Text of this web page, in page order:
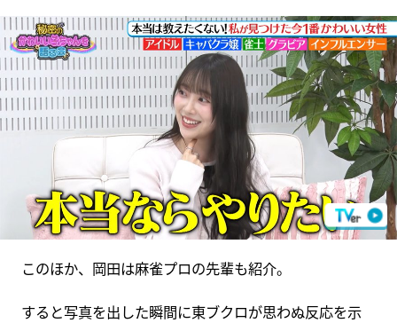
このほか、岡田は麻雀プロの先輩も紹介。
すると写真を出した瞬間に東ブクロが思わぬ反応を示